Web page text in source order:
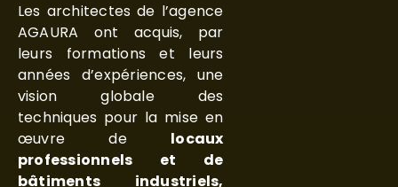
Les architectes de l’agence
AGAURA ont acquis, par
leurs formations et leurs
années d’expériences, une
vision globale des
techniques pour la mise en
œuvre de locaux
professionnels et de
bâtiments industriels,